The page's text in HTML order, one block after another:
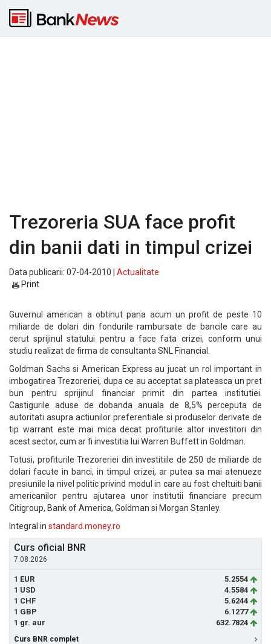
Trezoreria SUA face profit
din banii dati in timpul crizei
Data publicarii: 07-04-2010 | Actualitate
Print
Guvernul american a obtinut pana acum un profit de peste 10
miliarde de dolari din fondurile rambursate de bancile care au
cerut sprijinul statului pentru a face fata crizei, conform unui
studiu realizat de firma de consultanta SNL Financial.
Goldman Sachs si American Express au jucat un rol important in
imbogatirea Trezoreriei, dupa ce au acceptat sa plateasca un pret
bun pentru sprijinul financiar primit din partea institutiei.
Castigurile aduse de dobanda anuala de 8,5% perceputa de
autoritati asupra actiunilor preferentiale si produselor derivate de
tip warrant este mai mica decat profiturile altor investitori din
acest sector, cum ar fi investitia lui Warren Buffett in Goldman.
Totusi, profiturile Trezoreriei din investitiile de 250 de miliarde de
dolari facute in banci, in timpul crizei, ar putea sa mai atenueze
presiunile la nivel politic privind modul in care au fost cheltuiti banii
americanilor pentru ajutarea unor institutii financiare precum
Citigroup, Bank of America, Goldman si Morgan Stanley.
Integral in standard.money.ro
Curs oficial BNR
7.08.2026
1 EUR
5.2554
1 USD
4.5584
1 CHF
5.6244
1 GBP
6.1277
1 gr. aur
632.7824
Curs BNR complet